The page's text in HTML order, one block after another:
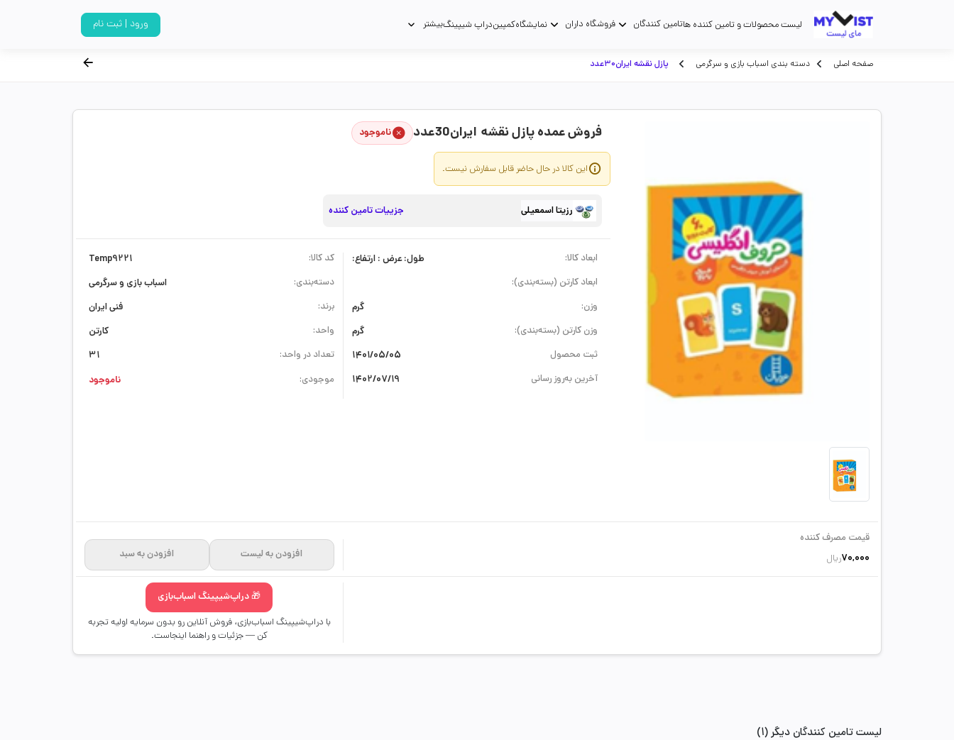
لیست محصولات و تامین کننده هاتامین کنندگان فروشگاه داران نمایشگاهکمپیندراپ شیپینگبیشتر ورود | ثبت نام
صفحه اصلی دسته بندی اسباب بازی و سرگرمی پازل نقشه ایران30عدد
فروش عمده پازل نقشه ایران30عدد ناموجود
این کالا در حال حاضر قابل سفارش نیست.
رزیتا اسمعیلی جزییات تامین کننده
ابعاد کالا: طول: عرض : ارتفاع:
ابعاد کارتن (بسته‌بندی):
وزن:
گرم
وزن کارتن (بسته‌بندی): گرم
ثبت محصول 1401/05/05
آخرین به‌روز رسانی 1402/07/19
کد کالا: Temp9221
دسته‌بندی: اسباب بازی و سرگرمی
برند: فنی ایران
واحد: کارتن
تعداد در واحد: 31
موجودی: ناموجود
قیمت مصرف کننده
70,000ریال افزودن به لیست افزودن به سبد
🎁 دراپ‌شیپینگ اسباب‌بازی
با دراپ‌شیپینگ اسباب‌بازی، فروش آنلاین رو بدون سرمایه اولیه تجربه
کن — جزئیات و راهنما اینجاست.
لیست تامین کنندگان دیگر (1)